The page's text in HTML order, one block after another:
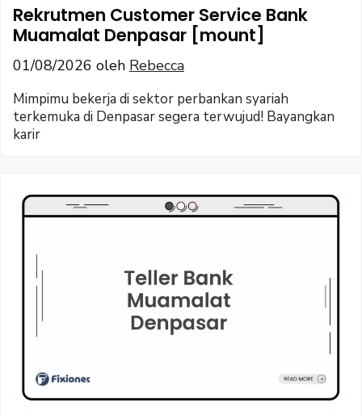
Rekrutmen Customer Service Bank
Muamalat Denpasar [mount]
01/08/2026 oleh Rebecca
Mimpimu bekerja di sektor perbankan syariah
terkemuka di Denpasar segera terwujud! Bayangkan
karir